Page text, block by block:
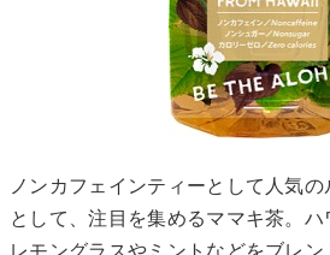
ノンカフェインティーとして人気
として、注目を集めるママキ茶。